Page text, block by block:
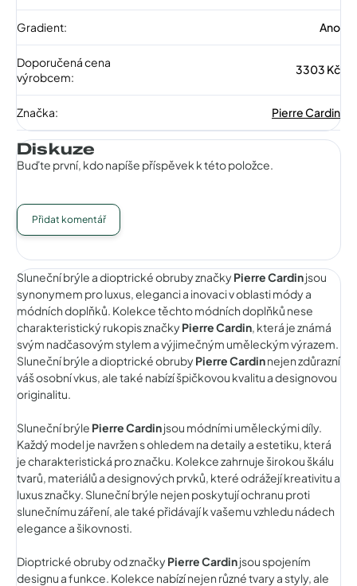
Gradient: Ano
Doporučená cena
výrobcem:
3303 Kč
Značka: Pierre Cardin
Diskuze
Buďte první, kdo napíše příspěvek k této položce.
Přidat komentář
Sluneční brýle a dioptrické obruby značkyPierre Cardinjsou
synonymem pro luxus, eleganci a inovaci v oblasti módy a
módních doplňků. Kolekce těchto módních doplňků nese
charakteristický rukopis značkyPierre Cardin, která je známá
svým nadčasovým stylem a výjimečným uměleckým výrazem.
Sluneční brýle a dioptrické obrubyPierre Cardinnejen zdůrazní
váš osobní vkus, ale také nabízí špičkovou kvalitu a designovou
originalitu.
Sluneční brýle Pierre Cardinjsou módními uměleckými díly.
Každý model je navržen s ohledem na detaily a estetiku, která
je charakteristická pro značku. Kolekce zahrnuje širokou škálu
tvarů, materiálů a designových prvků, které odrážejí kreativitu a
luxus značky. Sluneční brýle nejen poskytují ochranu proti
slunečnímu záření, ale také přidávají k vašemu vzhledu nádech
elegance a šikovnosti.
Dioptrické obruby od značkyPierre Cardinjsou spojením
designu a funkce. Kolekce nabízí nejen různé tvary a styly, ale